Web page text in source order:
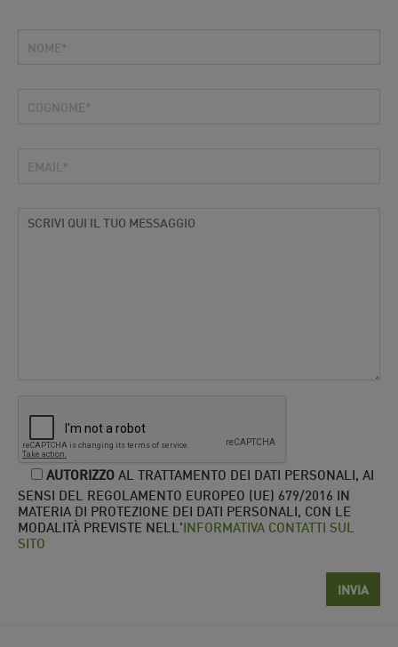
AUTORIZZOAL TRATTAMENTO DEI DATI PERSONALI, AI
SENSI DEL REGOLAMENTO EUROPEO (UE) 679/2016 IN
MATERIA DI PROTEZIONE DEI DATI PERSONALI, CON LE
MODALITÀ PREVISTE NELL'INFORMATIVA CONTATTI SUL
SITO